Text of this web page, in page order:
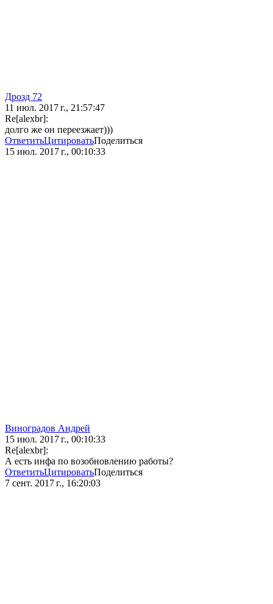
Дрозд 72
11 июл. 2017 г., 21:57:47
Re[alexbr]:
долго же он переезжает)))
ОтветитьЦитироватьПоделиться
15 июл. 2017 г., 00:10:33
Виноградов Андрей
15 июл. 2017 г., 00:10:33
Re[alexbr]:
А есть инфа по возобновлению работы?
ОтветитьЦитироватьПоделиться
7 сент. 2017 г., 16:20:03